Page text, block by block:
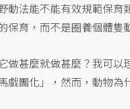
動法能不能有效規範保育
育，而不是圈養個體隻
做甚麼就做甚麼？我可以
戲團化」，然而，動物為